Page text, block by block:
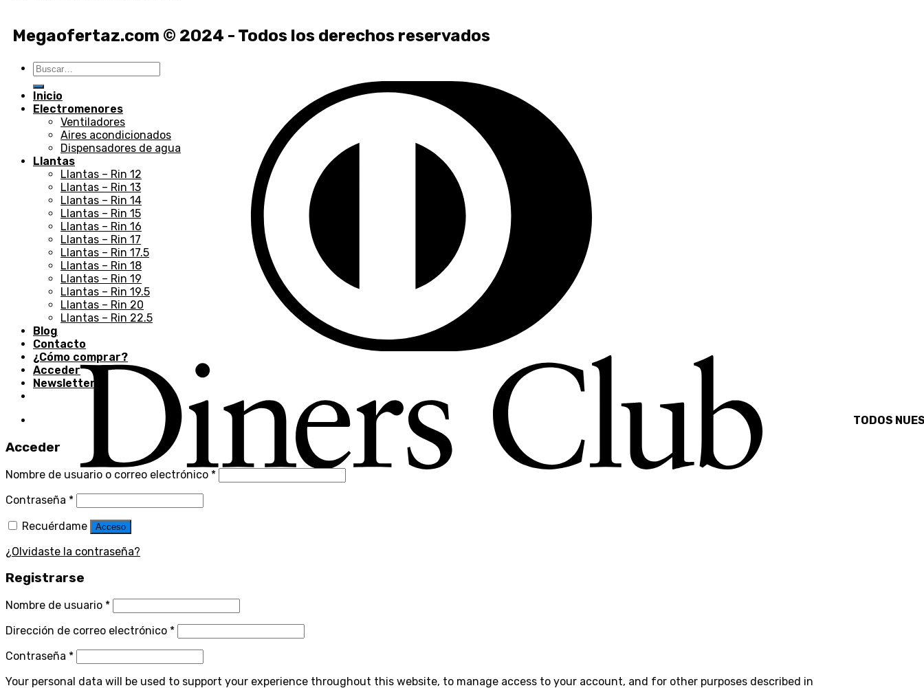
Megaofertaz.com © 2024 - Todos los derechos reservados
Inicio
Electromenores
Ventiladores
Aires acondicionados
Dispensadores de agua
Llantas
Llantas – Rin 12
Llantas – Rin 13
Llantas – Rin 14
Llantas – Rin 15
Llantas – Rin 16
Llantas – Rin 17
Llantas – Rin 17.5
Llantas – Rin 18
Llantas – Rin 19
Llantas – Rin 19.5
Llantas – Rin 20
Llantas – Rin 22.5
Blog
Contacto
¿Cómo comprar?
Acceder
Newsletter
TODOS NUESTROS PRODUCTOS
Acceder
Nombre de usuario o correo electrónico *
Contraseña *
Recuérdame
Acceso
¿Olvidaste la contraseña?
Registrarse
Nombre de usuario *
Dirección de correo electrónico *
Contraseña *
Your personal data will be used to support your experience throughout this website, to manage access to your account, and for other purposes described in